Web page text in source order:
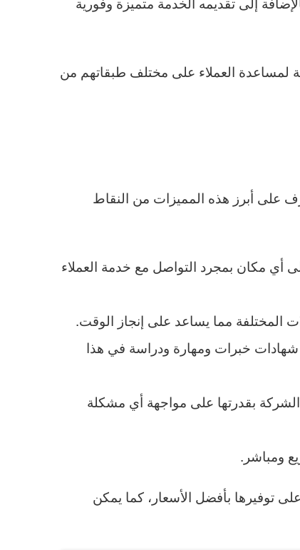
لمساعدة العملاء على مختلف طبقاتهم من
على أبرز هذه المميزات من النقاط
أي مكان بمجرد التواصل مع خدمة العملاء
المختلفة مما يساعد على إنجاز الوقت.
خبرات ومهارة ودراسة في هذا
بقدرتها على مواجهة أي مشكلة
ومباشر.
توفيرها بأفضل الأسعار، كما يمكن